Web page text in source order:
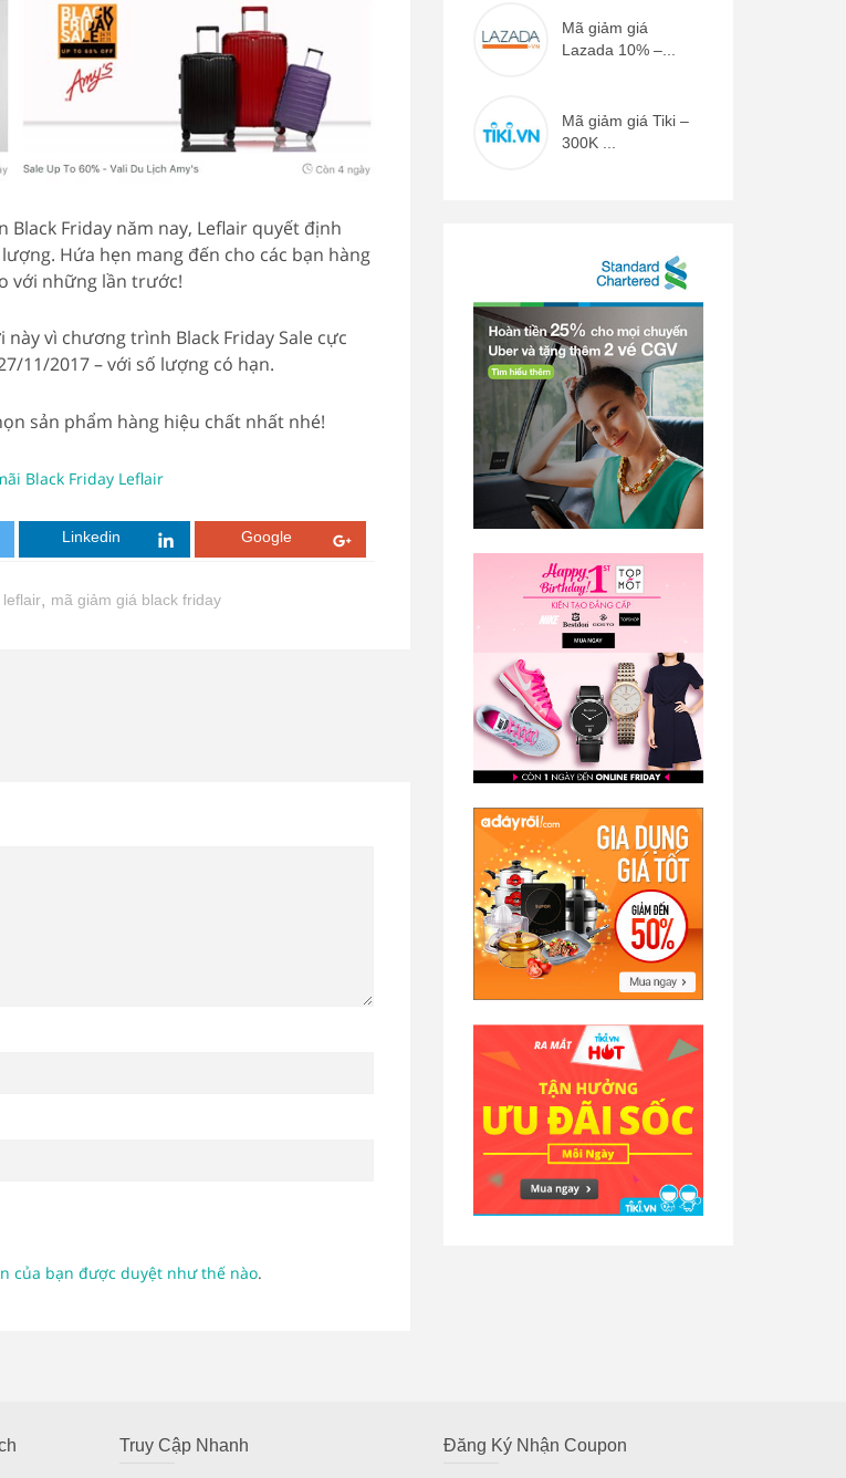
Friday năm nay, Leflair quyết định
Hứa hẹn mang đến cho các bạn hàng
với những lần trước!
vì chương trình Black Friday Sale cực
11/2017 – với số lượng có hạn.
sản phẩm hàng hiệu chất nhất nhé!
Black Friday Leflair
Linkedin Google
leflair, mã giảm giá black friday
của bạn được duyệt như thế nào.
Mã giảm giá
Lazada 10% –...
Mã giảm giá Tiki –
300K ...
Truy Cập Nhanh Đăng Ký Nhận Coupon